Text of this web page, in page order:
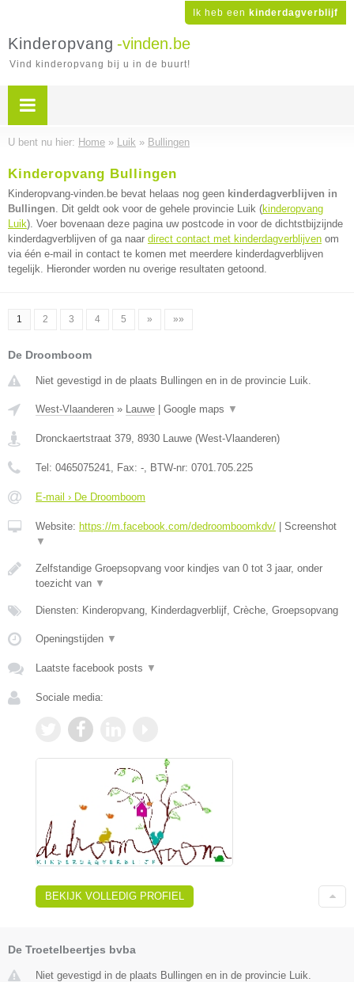
Ik heb een kinderdagverblijf
Kinderopvang -vinden.be
Vind kinderopvang bij u in de buurt!
U bent nu hier: Home » Luik » Bullingen
Kinderopvang Bullingen
Kinderopvang-vinden.be bevat helaas nog geen kinderdagverblijven in
Bullingen. Dit geldt ook voor de gehele provincie Luik (kinderopvang
Luik). Voer bovenaan deze pagina uw postcode in voor de dichtstbijzijnde
kinderdagverblijven of ga naar direct contact met kinderdagverblijven om
via één e-mail in contact te komen met meerdere kinderdagverblijven
tegelijk. Hieronder worden nu overige resultaten getoond.
1 2 3 4 5 » »»
De Droomboom
Niet gevestigd in de plaats Bullingen en in de provincie Luik.
West-Vlaanderen » Lauwe Google maps ▼
Dronckaertstraat 379, 8930 Lauwe (West-Vlaanderen)
Tel: 0465075241, Fax: -, BTW-nr: 0701.705.225
E-mail › De Droomboom
Website: https://m.facebook.com/dedroomboomkdv/
Screenshot
▼
Zelfstandige Groepsopvang voor kindjes van 0 tot 3 jaar, onder
toezicht van ▼
Diensten: Kinderopvang, Kinderdagverblijf, Crèche, Groepsopvang
Openingstijden ▼
Laatste facebook posts ▼
Sociale media:
BEKIJK VOLLEDIG PROFIEL
De Troetelbeertjes bvba
Niet gevestigd in de plaats Bullingen en in de provincie Luik.